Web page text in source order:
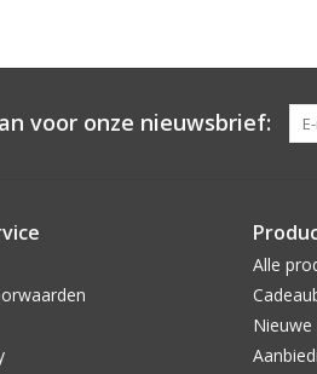
voor onze nieuwsbrief:
Alle